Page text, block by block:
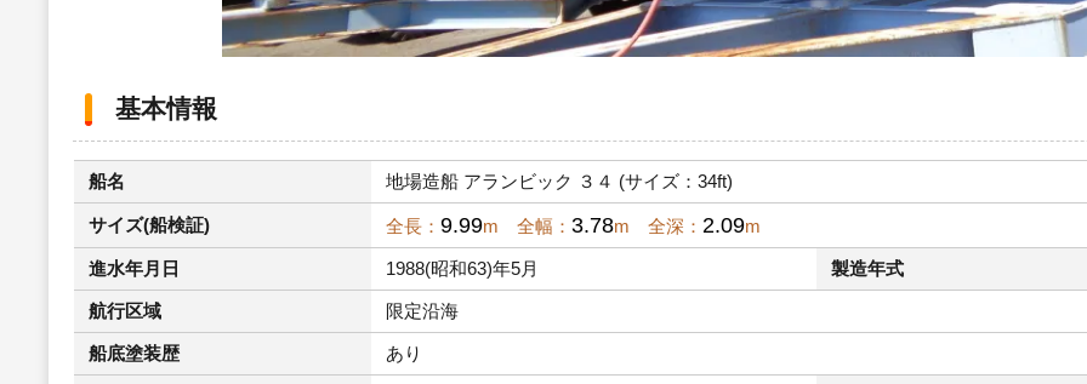
基本情報
船名 地場造船 アランビック ３４ (サイズ：34ft)
サイズ(船検証) 全長： 9.99m 全幅： 3.78m 全深： 2.09m
進水年月日 1988(昭和63)年5月 製造年式
航行区域 限定沿海
船底塗装歴 あり